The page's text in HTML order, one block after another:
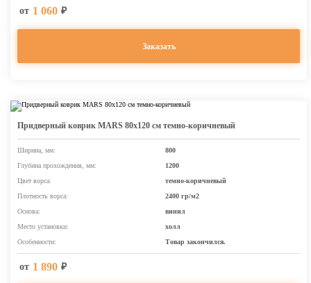
от 1 060 ₽
Заказать
Придверный коврик MARS 80х120 см темно-коричневый
Ширина, мм:
800
Глубина прохождения, мм:
1200
Цвет ворса:
темно-коричневый
Плотность ворса:
2400 гр/м2
Основа:
винил
Место установки:
холл
Особенности:
Товар закончился.
от 1 890 ₽